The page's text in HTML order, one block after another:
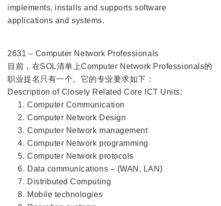
implements, installs and supports software
applications and systems.
2631 – Computer Network Professionals
目前，在SOL清单上Computer Network Professionals的
职业提名只有一个。它的专业要求如下：
Description of Closely Related Core ICT Units:
Computer Communication
Computer Network Design
Computer Network management
Computer Network programming
Computer Network protocols
Data communications – (WAN, LAN)
Distributed Computing
Mobile technologies